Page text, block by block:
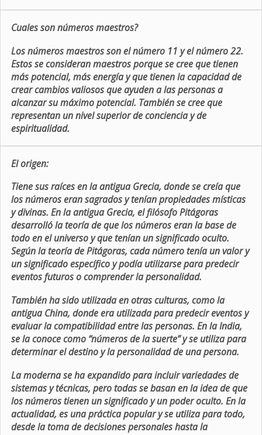
Cuales son números maestros?
Los números maestros son el número 11 y el número 22.
Estos se consideran maestros porque se cree que tienen
más potencial, más energía y que tienen la capacidad de
crear cambios valiosos que ayuden a las personas a
alcanzar su máximo potencial. También se cree que
representan un nivel superior de conciencia y de
espiritualidad.
El origen:
Tiene sus raíces en la antigua Grecia, donde se creía que
los números eran sagrados y tenían propiedades místicas
y divinas. En la antigua Grecia, el filósofo Pitágoras
desarrolló la teoría de que los números eran la base de
todo en el universo y que tenían un significado oculto.
Según la teoría de Pitágoras, cada número tenía un valor y
un significado específico y podía utilizarse para predecir
eventos futuros o comprender la personalidad.
También ha sido utilizada en otras culturas, como la
antigua China, donde era utilizada para predecir eventos y
evaluar la compatibilidad entre las personas. En la India,
se la conoce como “números de la suerte” y se utiliza para
determinar el destino y la personalidad de una persona.
La moderna se ha expandido para incluir variedades de
sistemas y técnicas, pero todas se basan en la idea de que
los números tienen un significado y un poder oculto. En la
actualidad, es una práctica popular y se utiliza para todo,
desde la toma de decisiones personales hasta la